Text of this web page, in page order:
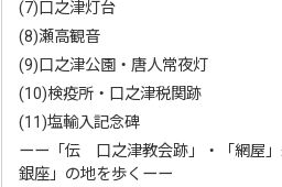
(7)口之津灯台
(8)瀬高観音
(9)口之津公園・唐人常夜灯
(10)検疫所・口之津税関跡
(11)塩輸入記念碑
ーー「伝 口之津教会跡」・「網屋
銀座」の地を歩くーー